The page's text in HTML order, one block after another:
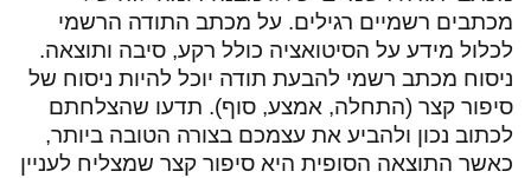
מכתבים רשמיים רגילים. על מכתב התודה הרשמי
לכלול מידע על הסיטואציה כולל רקע, סיבה ותוצאה.
ניסוח מכתב רשמי להבעת תודה יוכל להיות ניסוח של
סיפור קצר (התחלה, אמצע, סוף). תדעו שהצלחתם
לכתוב נכון ולהביע את עצמכם בצורה הטובה ביותר,
כאשר התוצאה הסופית היא סיפור קצר שמצליח לעניין